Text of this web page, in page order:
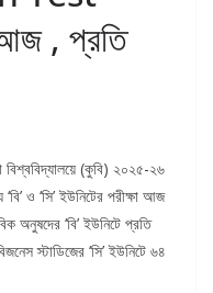
, প্রতি
(কুবি) ২০২৫-২৬
ও ‘সি’ ইউনিটের পরীক্ষা আজ
অনুষদের ‘বি’ ইউনিটে প্রতি
স্টাডিজের ‘সি’ ইউনিটে ৬৪